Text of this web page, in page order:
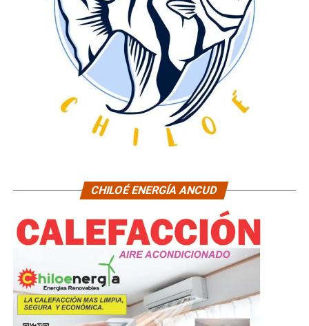
CHILOÉ ENERGÍA ANCUD